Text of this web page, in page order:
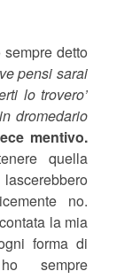
sempre detto
pensi sarai
lo trovero’
dromedario
mentivo.
quella
no.
la mia
forma di
sempre